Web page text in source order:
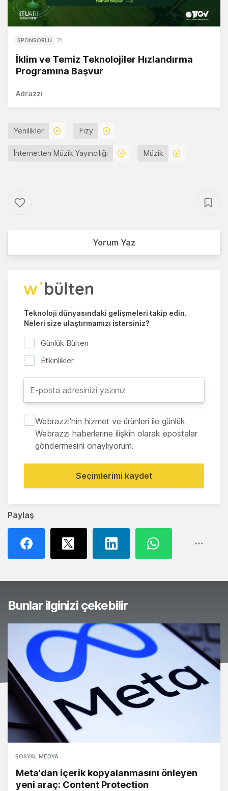
Paylaş
SPONSORLU
İklim ve Temiz Teknolojiler Hızlandırma
Programına Başvur
Adrazzi
Yenilikler Fizy
İnternetten Müzik Yayıncılığı Müzik
Yorum Yaz
Teknoloji dünyasındaki gelişmeleri takip edin.
Neleri size ulaştırmamızı istersiniz?
Günlük Bülten
Etkinlikler
Webrazzi'nin hizmet ve ürünleri ile günlük
Webrazzi haberlerine ilişkin olarak epostalar
göndermesini onaylıyorum.
Seçimlerimi kaydet
Bunlar ilginizi çekebilir
SOSYAL MEDYA
Meta'dan içerik kopyalanmasını önleyen
yeni araç: Content Protection